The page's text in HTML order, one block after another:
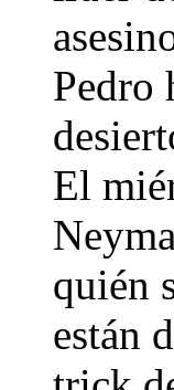
Pedro
El
quién
están